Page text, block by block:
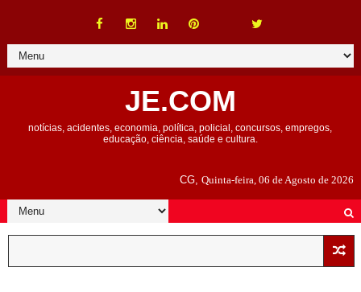
JE.COM
notícias, acidentes, economia, política, policial, concursos, empregos,
educação, ciência, saúde e cultura.
CG,Quinta-feira, 06 de Agosto de 2026